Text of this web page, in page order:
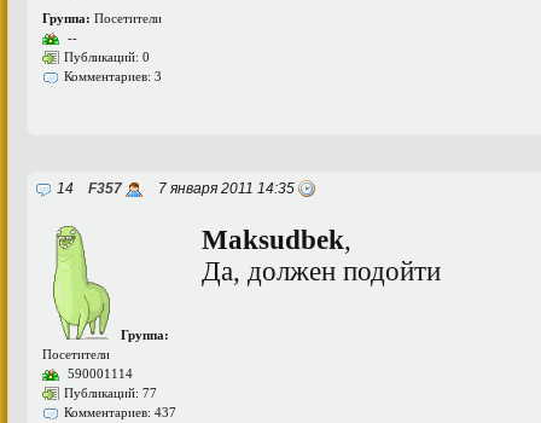
Группа: Посетители
--
Публикаций: 0
Комментариев: 3
14 F357 7 января 2011 14:35
Группа:
Посетители
590001114
Публикаций: 77
Комментариев: 437
Maksudbek,
Да, должен подойти